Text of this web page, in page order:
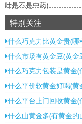
叶是不是中药)
特别关注
什么巧克力比黄金贵(哪
什么市场有黄金豆(黄金
什么巧克力包装是黄金
什么平价软黄金好喝(黄
什么平台上门回收黄金
什么山黄金多(有黄金的